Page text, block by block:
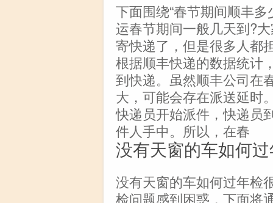
下面围绕“春节期间顺丰
运春节期间一般几天到?
寄快递了，但是很多人都
根据顺丰快递的数据统计
到快递。虽然顺丰公司在
大，可能会存在派送延时
快递员开始派件，快递员
件人手中。所以，在春
没有天窗的车如何
没有天窗的车如何过年检
检问题感到困惑，下面将